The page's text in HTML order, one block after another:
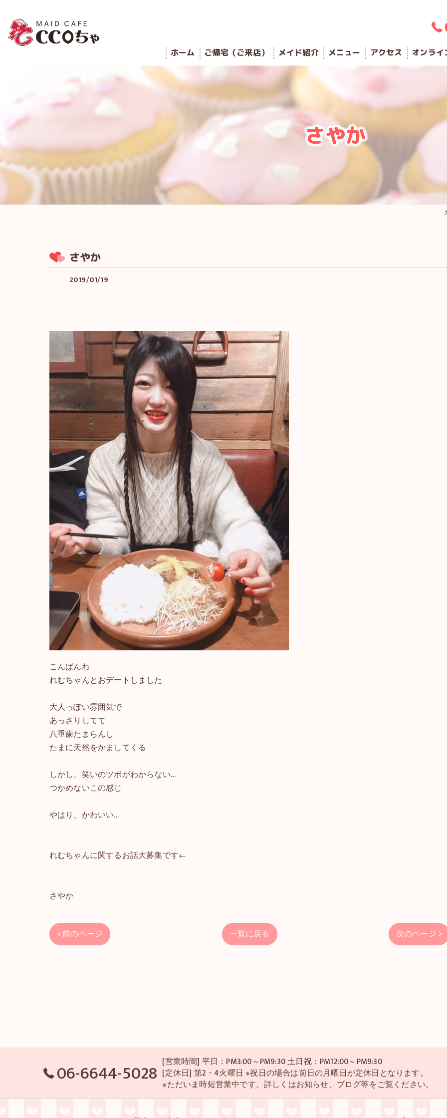
ホーム ご帰宅（ご来店） メイド紹介 メニュー アクセス オンライ
さやか
さやか
2019/01/19
こんばんわ
れむちゃんとおデートしました
大人っぽい雰囲気で
あっさりしてて
八重歯たまらんし
たまに天然をかましてくる
しかし、笑いのツボがわからない…
つかめないこの感じ
やはり、かわいい…
れむちゃんに関するお話大募集です←
さやか
< 前のページ 一覧に戻る 次のページ >
06-6644-5028 [営業時間] 平日：PM3:00～PM9:30 土日祝：PM12:00～PM9:30
[定休日] 第2・4火曜日 ※祝日の場合は前日の月曜日が定休日となります。
※ただいま時短営業中です。詳しくはお知らせ、ブログ等をご覧ください。